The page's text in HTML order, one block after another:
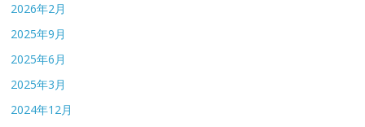
2026年2月
2025年9月
2025年6月
2025年3月
2024年12月